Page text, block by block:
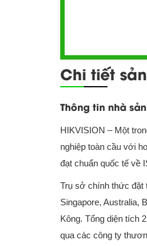
Chi tiết
Thông tin nhà
HIKVISION – Một
nghiệp toàn cầu với
đạt chuẩn quốc tế về
Trụ sở chính thức đặt
Singapore, Australia,
Kông. Tổng diện tích
qua các công ty